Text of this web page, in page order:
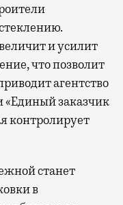
и усилит
что позволит
агентство
заказчик
контролирует
станет
в